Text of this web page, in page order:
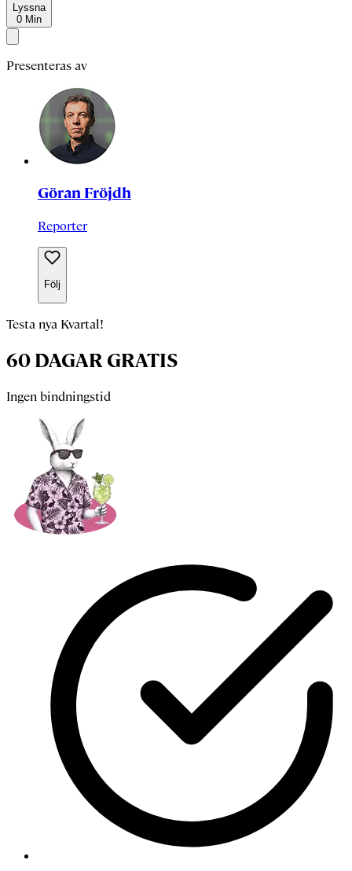
Lyssna
0 Min
Presenteras av
Göran Fröjdh
Reporter
Följ
Testa nya Kvartal!
60 DAGAR GRATIS
Ingen bindningstid